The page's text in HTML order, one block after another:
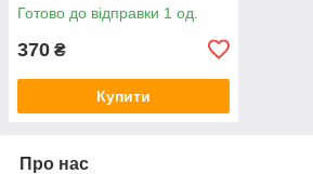
Готово до відправки 1 од.
370 ₴
Купити
Про нас